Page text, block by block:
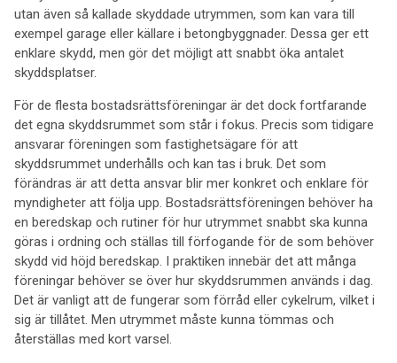
utan även så kallade skyddade utrymmen, som kan vara till
exempel garage eller källare i betongbyggnader. Dessa ger ett
enklare skydd, men gör det möjligt att snabbt öka antalet
skyddsplatser.
För de flesta bostadsrättsföreningar är det dock fortfarande
det egna skyddsrummet som står i fokus. Precis som tidigare
ansvarar föreningen som fastighetsägare för att
skyddsrummet underhålls och kan tas i bruk. Det som
förändras är att detta ansvar blir mer konkret och enklare för
myndigheter att följa upp. Bostadsrättsföreningen behöver ha
en beredskap och rutiner för hur utrymmet snabbt ska kunna
göras i ordning och ställas till förfogande för de som behöver
skydd vid höjd beredskap. I praktiken innebär det att många
föreningar behöver se över hur skyddsrummen används i dag.
Det är vanligt att de fungerar som förråd eller cykelrum, vilket i
sig är tillåtet. Men utrymmet måste kunna tömmas och
återställas med kort varsel.